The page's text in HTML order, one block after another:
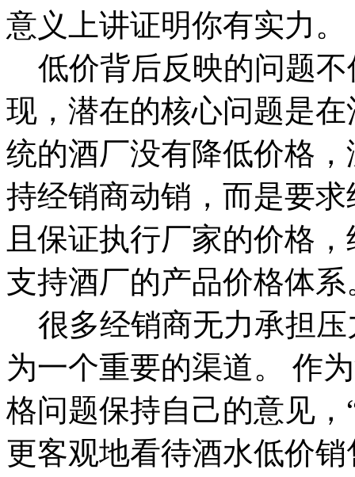
意义上讲证明你有实力。
低价背后反映的问题不
现，潜在的核心问题是
统的酒厂没有降低价格
持经销商动销，而是要
且保证执行厂家的价格
支持酒厂的产品价格体系
很多经销商无力承担压
为一个重要的渠道。
作
格问题保持自己的意见
更客观地看待酒水低价